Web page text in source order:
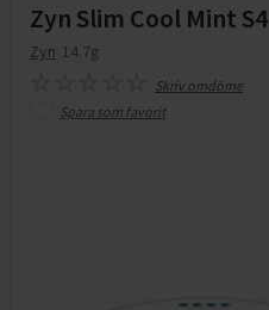
Zyn Slim Cool Mint S4
Zyn 14.7g
Skriv omdöme
Spara som favorit